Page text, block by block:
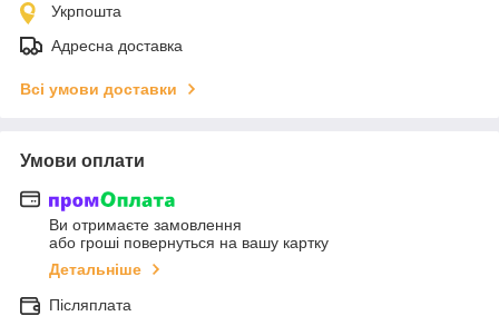
Укрпошта
Адресна доставка
Всі умови доставки
Умови оплати
Ви отримаєте замовлення
або гроші повернуться на вашу картку
Детальніше
Післяплата